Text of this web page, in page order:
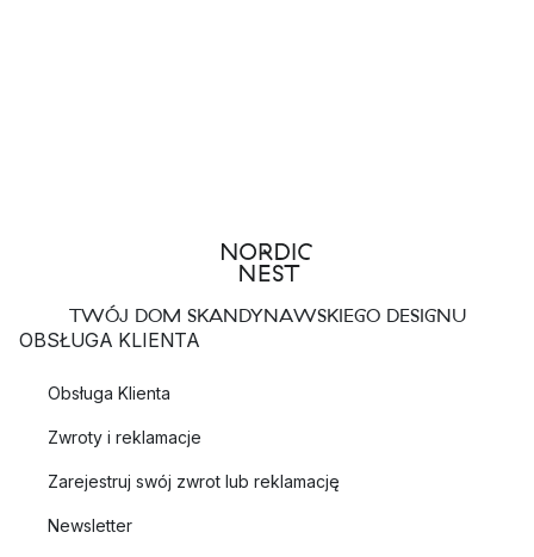
TWÓJ DOM SKANDYNAWSKIEGO DESIGNU
OBSŁUGA KLIENTA
Obsługa Klienta
Zwroty i reklamacje
Zarejestruj swój zwrot lub reklamację
Newsletter